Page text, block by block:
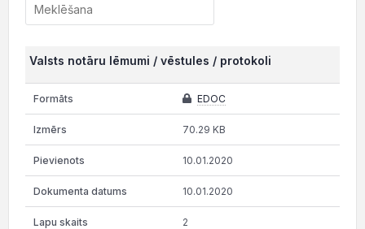
Valsts notāru lēmumi / vēstules / protokoli
EDOC
70.29 KB
10.01.2020
10.01.2020
2